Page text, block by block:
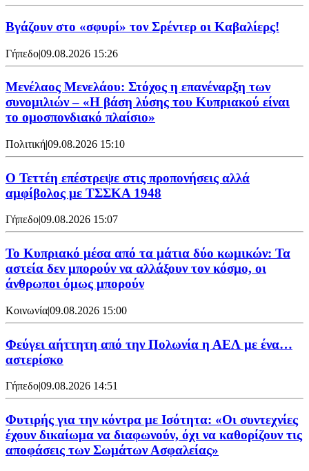
Bγάζουν στο «σφυρί» τον Σρέντερ οι Καβαλίερς!
Γήπεδο|09.08.2026 15:26
Μενέλαος Μενελάου: Στόχος η επανέναρξη των
συνομιλιών – «Η βάση λύσης του Κυπριακού είναι
το ομοσπονδιακό πλαίσιο»
Πολιτική|09.08.2026 15:10
Ο Τεττέη επέστρεψε στις προπονήσεις αλλά
αμφίβολος με ΤΣΣΚΑ 1948
Γήπεδο|09.08.2026 15:07
Το Κυπριακό μέσα από τα μάτια δύο κωμικών: Τα
αστεία δεν μπορούν να αλλάξουν τον κόσμο, οι
άνθρωποι όμως μπορούν
Κοινωνία|09.08.2026 15:00
Φεύγει αήττητη από την Πολωνία η ΑΕΛ με ένα…
αστερίσκο
Γήπεδο|09.08.2026 14:51
Φυτιρής για την κόντρα με Ισότητα: «Οι συντεχνίες
έχουν δικαίωμα να διαφωνούν, όχι να καθορίζουν τις
αποφάσεις των Σωμάτων Ασφαλείας»